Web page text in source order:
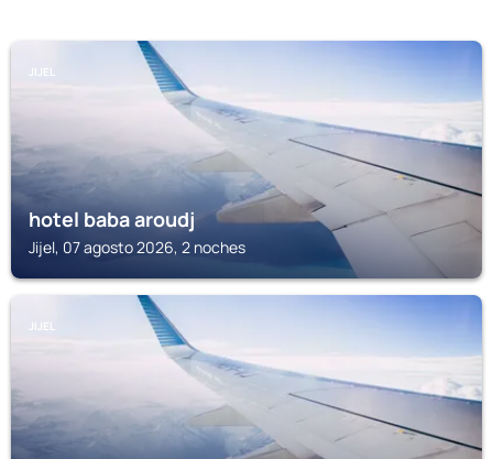
JIJEL
hotel baba aroudj
Jijel, 07 agosto 2026, 2 noches
JIJEL